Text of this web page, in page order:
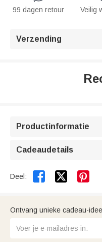
99 dagen retour Veilig
Verzending
Productinformatie
Cadeaudetails
Deel:  
Ontvang unieke cadeau-